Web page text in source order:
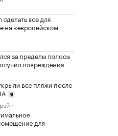
все для
на «европейском
за пределы полосы
повреждения
все пляжи после
для